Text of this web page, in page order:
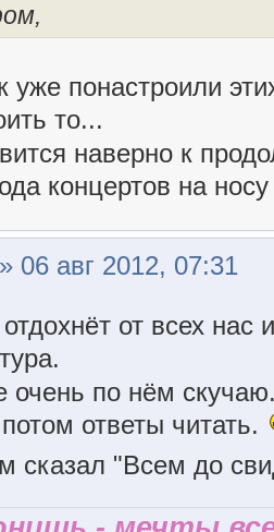
уже понастроили
то...
наверно к
концертов на носу
06 авг 2012, 07:31
от всех нас
очень по нём
ответы читать.
сказал "Всем до